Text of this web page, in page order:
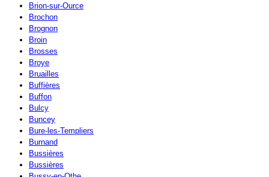
Brion-sur-Ource
Brochon
Brognon
Broin
Brosses
Broye
Bruailles
Buffières
Buffon
Bulcy
Buncey
Bure-les-Templiers
Burnand
Bussières
Bussières